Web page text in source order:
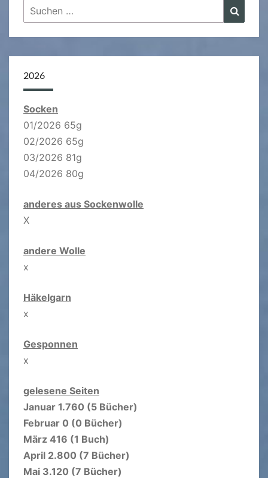
Suchen
nach:
2026
Socken
01/2026 65g
02/2026 65g
03/2026 81g
04/2026 80g
anderes aus Sockenwolle
X
andere Wolle
x
Häkelgarn
x
Gesponnen
x
gelesene Seiten
Januar 1.760 (5 Bücher)
Februar 0 (0 Bücher)
März 416 (1 Buch)
April 2.800 (7 Bücher)
Mai 3.120 (7 Bücher)